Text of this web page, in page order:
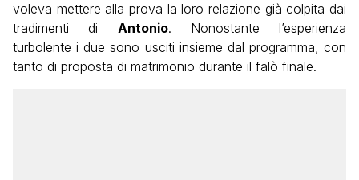
voleva mettere alla prova la loro relazione già colpita dai
tradimenti di Antonio. Nonostante l’esperienza
turbolente i due sono usciti insieme dal programma, con
tanto di proposta di matrimonio durante il falò finale.